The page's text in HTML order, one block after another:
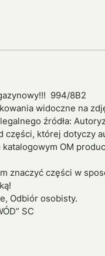
994/8B2
widoczne na
źródła:
części, której dotyczy
OM
znaczyć części w
Odbiór osobisty.
SC